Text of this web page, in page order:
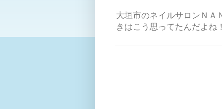
大垣市のネイルサロンＮＡ
きはこう思ってたんだよ